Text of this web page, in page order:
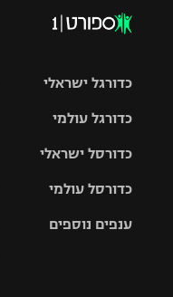
כדורגל ישראלי
גביע הטוטו
כדורגל עולמי
האלופות
ליגה
כדורסל ישראלי
סל
כדורסל עולמי
ענפים נוספים